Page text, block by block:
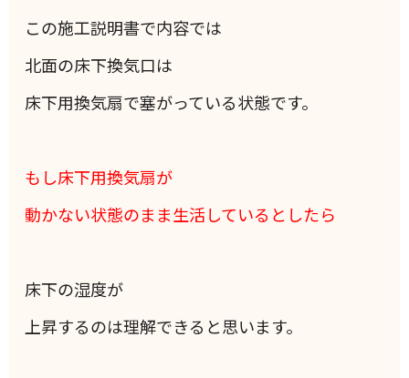
この施工説明書で内容では
北面の床下換気口は
床下用換気扇で塞がっている状態です。
もし床下用換気扇が
動かない状態のまま生活しているとしたら
床下の湿度が
上昇するのは理解できると思います。